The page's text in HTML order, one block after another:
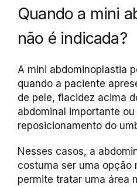
Quando a mini
não é indicada?
A mini abdominoplastia
quando a paciente
de pele, flacidez acima
abdominal importante
reposicionamento do
Nesses casos, a
costuma ser uma opção
permite tratar uma área